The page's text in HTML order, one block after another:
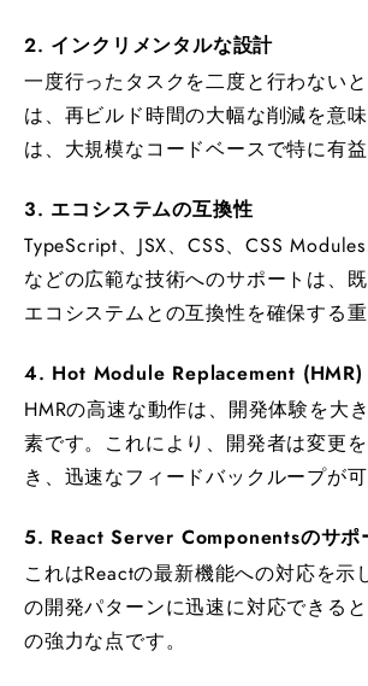
2. インクリメンタルな設計
一度行ったタスクを二度と行わない
は、再ビルド時間の大幅な削減を意
は、大規模なコードベースで特に有益
3. エコシステムの互換性
TypeScript、JSX、CSS、CSS
などの広範な技術へのサポートは、
エコシステムとの互換性を確保する重
4. Hot Module Replacement (HMR)
HMRの高速な動作は、開発体験を大
素です。これにより、開発者は変更
き、迅速なフィードバックループが可
5. React Server Componentsのサポ
これはReactの最新機能への対応を示
の開発パターンに迅速に対応できる
の強力な点です。